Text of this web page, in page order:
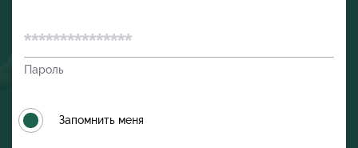
Пароль
Запомнить меня